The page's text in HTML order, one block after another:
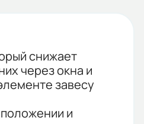
снижает
через окна и
завесу
и